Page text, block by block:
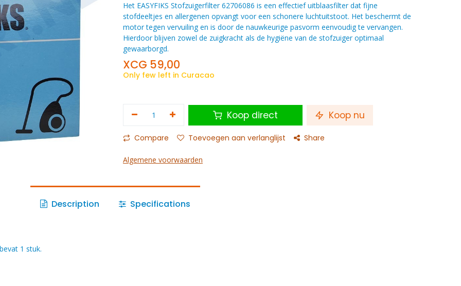
Het EASYFIKS Stofzuigerfilter 62706086 is een effectief uitblaasfilter dat fijne
stofdeeltjes en allergenen opvangt voor een schonere luchtuitstoot. Het beschermt de
motor tegen vervuiling en is door de nauwkeurige pasvorm eenvoudig te vervangen.
Hierdoor blijven zowel de zuigkracht als de hygiëne van de stofzuiger optimaal
gewaarborgd.
XCG 59,00
Only few left in Curacao
Koop direct Koop nu
Compare Toevoegen aan verlanglijst Share
Algemene voorwaarden
Description Specifications
1 stuk.